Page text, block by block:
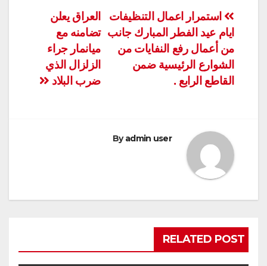
تصفّح
المقالات
العراق يعلن
تضامنه مع
ميانمار جراء
الزلزال الذي
ضرب البلاد
استمرار اعمال التنظيفات
ايام عيد الفطر المبارك جانب
من أعمال رفع النفايات من
الشوارع الرئيسية ضمن
القاطع الرابع .
Byadmin user
RELATED POST